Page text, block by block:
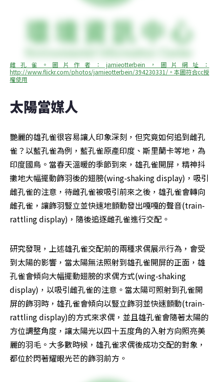
雌孔雀。圖片作者：jamieotterbein，圖片網址：
http://www.flickr.com/photos/jamieotterbein/394230331/。本圖符合cc授
權使用
太陽當媒人
艷麗的雄孔雀很容易讓人印象深刻，但究竟如何追到雌孔
雀？以藍孔雀為例，藍孔雀原產印度、斯里蘭卡等地，為
印度國鳥。當春天溫暖的季節到來，雄孔雀開屏，精神抖
擻地大幅擺動飾羽後的翅膀(wing-shaking display)，吸引
雌孔雀的注意，待雌孔雀被吸引前來之後，雄孔雀會轉向
雌孔雀，讓飾羽豎立並快速地顫動發出嘎嘎的聲音(train-
rattling display)，隨後追逐雌孔雀進行交配。
研究發現，上述雄孔雀交配前的兩種求偶展示行為，會受
到太陽的影響，當太陽無法照射到雄孔雀開屏的正面，雄
孔雀會傾向大幅擺動翅膀的求偶方式(wing-shaking
display)，以吸引雌孔雀的注意。當太陽可照射到孔雀開
屏的飾羽時，雄孔雀會傾向以豎立飾羽並快速顫動(train-
rattling display)的方式來求偶，並且雄孔雀會隨著太陽的
方位調整角度，讓太陽光以四十五度角的入射方向照亮美
麗的羽毛。大多數時候，雄孔雀求偶後成功交配的對象，
都位於閃著耀眼光芒的飾羽前方。